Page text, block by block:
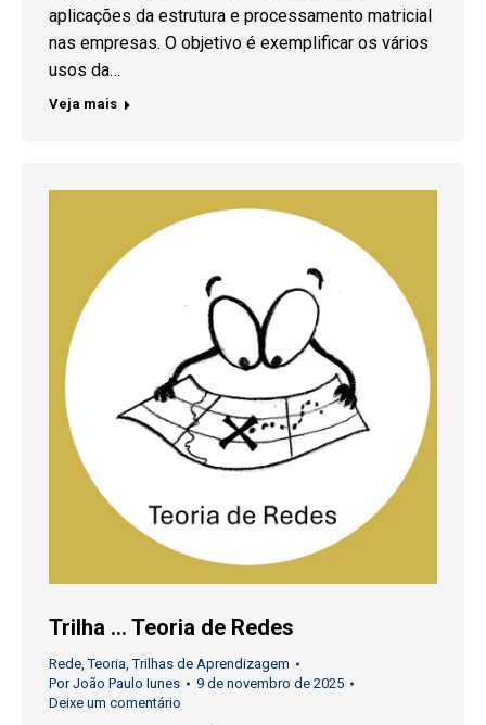
aplicações da estrutura e processamento matricial
nas empresas. O objetivo é exemplificar os vários
usos da…
Veja mais
Trilha … Teoria de Redes
Rede ,Teoria ,Trilhas de Aprendizagem
PorJoão Paulo Iunes
9 de novembro de 2025
Deixe um comentário